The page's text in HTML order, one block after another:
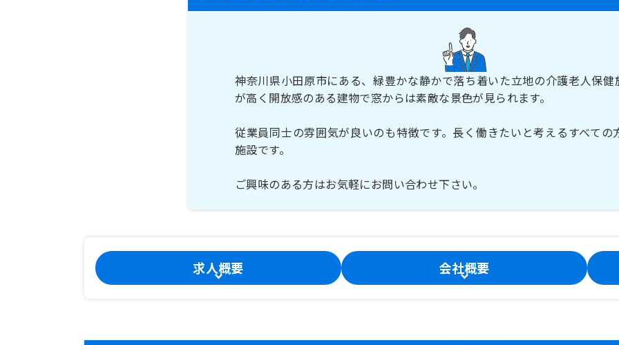
神奈川県小田原市にある、緑豊かな静かで落ち着いた立地の介護老人保健
が高く開放感のある建物で窓からは素敵な景色が見られます。
従業員同士の雰囲気が良いのも特徴です。長く働きたいと考えるすべての
施設です。
ご興味のある方はお気軽にお問い合わせ下さい。
求人概要 会社概要